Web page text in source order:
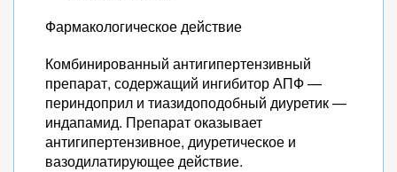
Фармакологическое действие
Комбинированный антигипертензивный
препарат, содержащий ингибитор АПФ —
периндоприл и тиазидоподобный диуретик —
индапамид. Препарат оказывает
антигипертензивное, диуретическое и
вазодилатирующее действие.